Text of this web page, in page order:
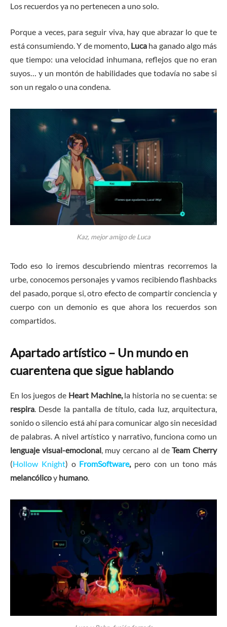
Los recuerdos ya no pertenecen a uno solo.
Porque a veces, para seguir viva, hay que abrazar lo que te
está consumiendo. Y de momento, Luca ha ganado algo más
que tiempo: una velocidad inhumana, reflejos que no eran
suyos… y un montón de habilidades que todavía no sabe si
son un regalo o una condena.
Kaz, mejor amigo de Luca
Todo eso lo iremos descubriendo mientras recorremos la
urbe, conocemos personajes y vamos recibiendo flashbacks
del pasado, porque si, otro efecto de compartir conciencia y
cuerpo con un demonio es que ahora los recuerdos son
compartidos.
Apartado artístico – Un mundo en
cuarentena que sigue hablando
En los juegos de Heart Machine,la historia no se cuenta: se
respira . Desde la pantalla de título, cada luz, arquitectura,
sonido o silencio está ahí para comunicar algo sin necesidad
de palabras. A nivel artístico y narrativo, funciona como un
lenguaje visual-emocional, muy cercano al deTeam Cherry
(Hollow Knight) o FromSoftware, pero con un tono más
melancólicoy humano